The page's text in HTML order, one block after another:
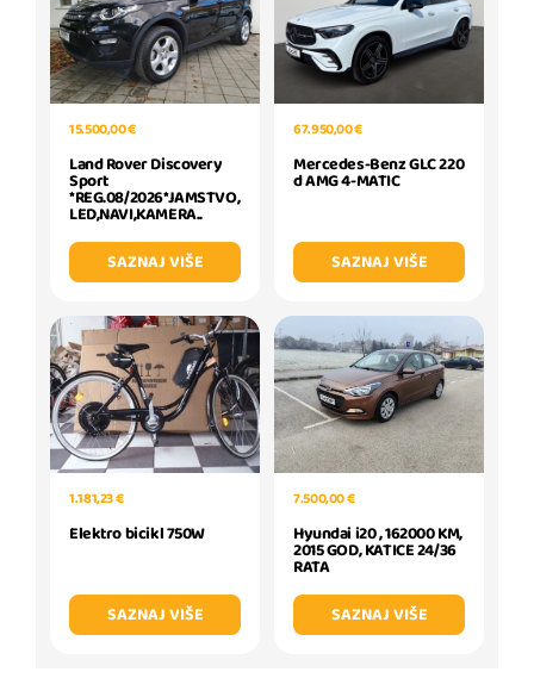
15.500,00 €
Land Rover Discovery
Sport
*REG.08/2026*JAMSTVO,
LED,NAVI,KAMERA..
SAZNAJ VIŠE
67.950,00 €
Mercedes-Benz GLC 220
d AMG 4-MATIC
SAZNAJ VIŠE
1.181,23 €
Elektro bicikl 750W
SAZNAJ VIŠE
7.500,00 €
Hyundai i20 , 162000 KM,
2015 GOD, KATICE 24/36
RATA
SAZNAJ VIŠE